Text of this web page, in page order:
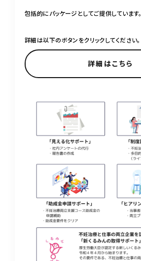
包括的にパッケージとしてご提供しています。
詳細は以下のボタンをクリックしてください。
詳細はこちら